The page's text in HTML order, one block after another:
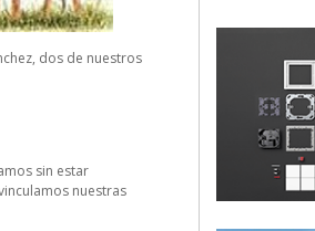
dos de nuestros
sin estar
nuestras